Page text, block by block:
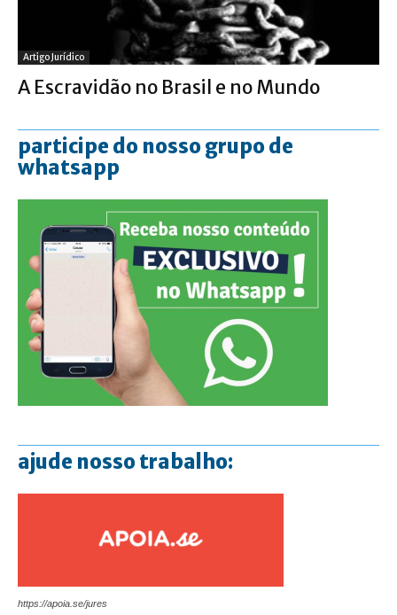
Artigo Jurídico
A Escravidão no Brasil e no Mundo
participe do nosso grupo de
whatsapp
ajude nosso trabalho:
https://apoia.se/jures